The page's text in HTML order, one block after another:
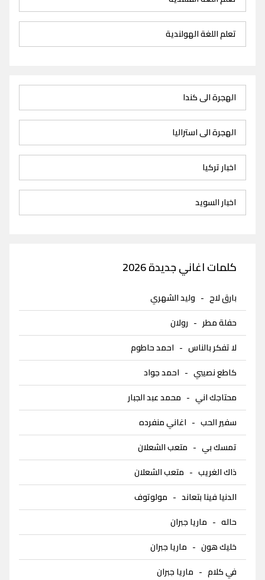
تعلم اللغة الهولندية
الهجرة الى كندا
الهجرة الى استراليا
اخبار تركيا
اخبار السويد
كلمات اغاني جديدة 2026
بارق لاح - وليد الشهري
حفلة مطر - رولان
لا تفكر بالناس - احمد حاطوم
كاطع نصيبي - احمد جواد
محتاجك اني - محمد عبد الجبار
سفير الحب - اغاني منفرده
تمسك بي - متعب الشعلان
ذاك الغريب - متعب الشعلان
الدنيا فينا بتعاند - مولوتوف
حاله - ماريا جبران
خليك هون - ماريا جبران
في كلام - ماريا جبران